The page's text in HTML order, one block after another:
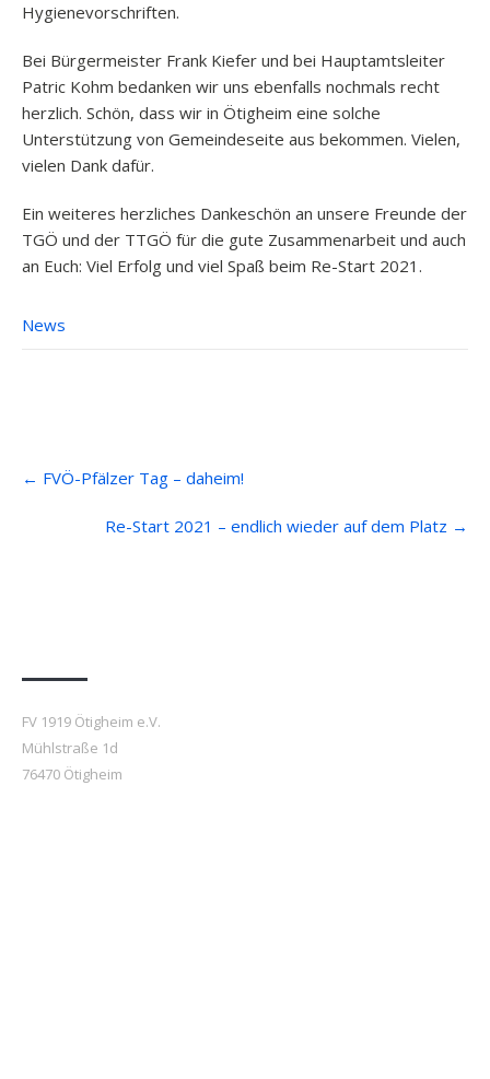
Hygienevorschriften.
Bei Bürgermeister Frank Kiefer und bei Hauptamtsleiter
Patric Kohm bedanken wir uns ebenfalls nochmals recht
herzlich. Schön, dass wir in Ötigheim eine solche
Unterstützung von Gemeindeseite aus bekommen. Vielen,
vielen Dank dafür.
Ein weiteres herzliches Dankeschön an unsere Freunde der
TGÖ und der TTGÖ für die gute Zusammenarbeit und auch
an Euch: Viel Erfolg und viel Spaß beim Re-Start 2021.
News
Post
navigation
← FVÖ-Pfälzer Tag – daheim!
Re-Start 2021 – endlich wieder auf dem Platz →
FV 1919 Ötigheim e.V.
Mühlstraße 1d
76470 Ötigheim